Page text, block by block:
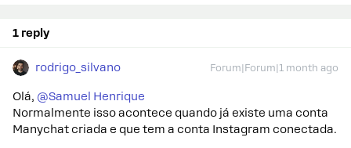
1 reply
rodrigo_silvano Forum|Forum|1 month ago
Olá, ​ @Samuel Henrique
Normalmente isso acontece quando já existe uma conta
Manychat criada e que tem a conta Instagram conectada.